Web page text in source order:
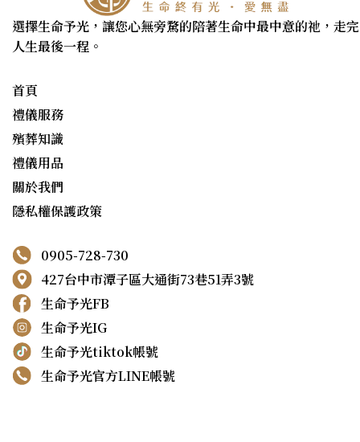
選擇生命予光，讓您心無旁騖的陪著生命中最中意的祂，走完
人生最後一程。
首頁
禮儀服務
殯葬知識
禮儀用品
關於我們
隱私權保護政策
0905-728-730
427台中市潭子區大通街73巷51弄3號
生命予光FB
生命予光IG
生命予光tiktok帳號
生命予光官方LINE帳號